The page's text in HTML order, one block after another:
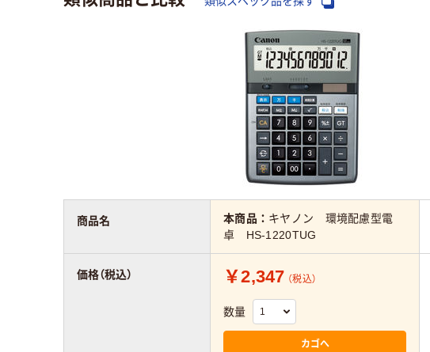
商品名 本商品： キヤノン 環境配慮型電
卓 HS-1220TUG
価格（税込） ￥2,347 （税込）
数量
カゴへ